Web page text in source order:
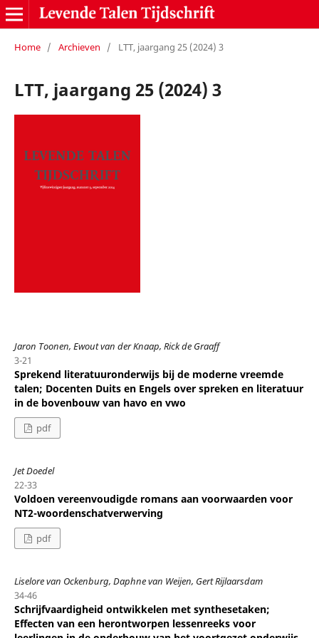
Home / Archieven / LTT, jaargang 25 (2024) 3
LTT, jaargang 25 (2024) 3
Jaron Toonen, Ewout van der Knaap, Rick de Graaff
3-21
Sprekend literatuuronderwijs bij de moderne vreemde
talen; Docenten Duits en Engels over spreken en literatuur
in de bovenbouw van havo en vwo
pdf
Jet Doedel
22-33
Voldoen vereenvoudigde romans aan voorwaarden voor
NT2-woordenschatverwerving
pdf
Liselore van Ockenburg, Daphne van Weijen, Gert Rijlaarsdam
34-46
Schrijfvaardigheid ontwikkelen met synthesetaken;
Effecten van een herontworpen lessenreeks voor